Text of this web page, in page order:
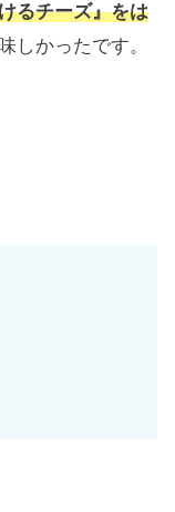
るチーズ』をは
しかったです。